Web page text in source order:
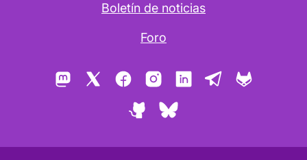
Boletín de noticias
Foro
Mastodon FacebookInstagramLinkedInTelegram
GitHubBluesky